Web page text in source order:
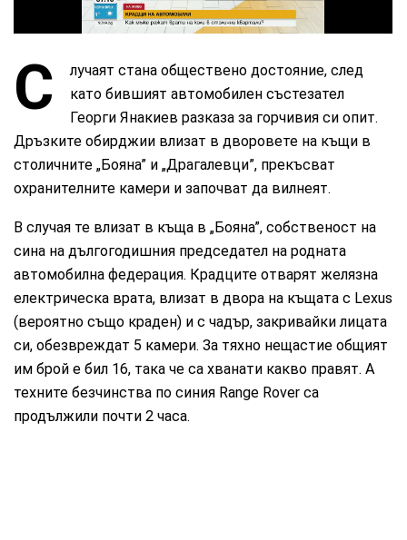
С
лучаят стана обществено достояние, след
като бившият автомобилен състезател
Георги Янакиев разказа за горчивия си опит.
Дръзките обирджии влизат в дворовете на къщи в
столичните „Бояна” и „Драгалевци”, прекъсват
охранителните камери и започват да вилнеят.
В случая те влизат в къща в „Бояна”, собственост на
сина на дългогодишния председател на родната
автомобилна федерация. Крадците отварят желязна
електрическа врата, влизат в двора на къщата с Lexus
(вероятно също краден) и с чадър, закривайки лицата
си, обезвреждат 5 камери. За тяхно нещастие общият
им брой е бил 16, така че са хванати какво правят. А
техните безчинства по синия Range Rover са
продължили почти 2 часа.